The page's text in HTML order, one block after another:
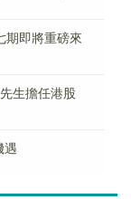
期即將重磅來
生擔任港股
遇